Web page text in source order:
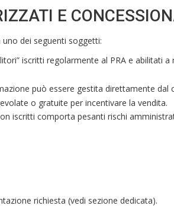
E
dei seguenti soggetti:
iscritti regolarmente al PRA e abilitati a
può essere gestita direttamente dal
o gratuite per incentivare la vendita.
iscritti comporta pesanti rischi
richiesta (vedi sezione dedicata).